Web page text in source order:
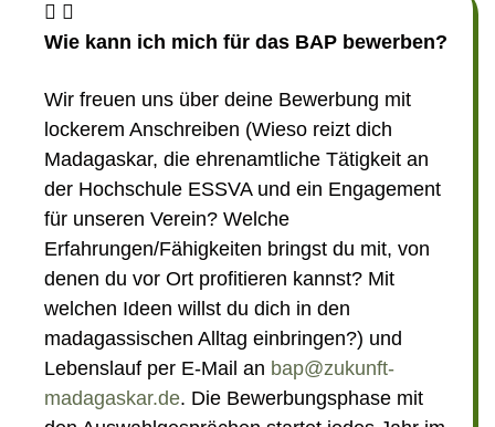
Wie kann ich mich für das BAP bewerben?
Wir freuen uns über deine Bewerbung mit
lockerem Anschreiben (Wieso reizt dich
Madagaskar, die ehrenamtliche Tätigkeit an
der Hochschule ESSVA und ein Engagement
für unseren Verein? Welche
Erfahrungen/Fähigkeiten bringst du mit, von
denen du vor Ort profitieren kannst? Mit
welchen Ideen willst du dich in den
madagassischen Alltag einbringen?) und
Lebenslauf per E-Mail an bap@zukunft-
madagaskar.de. Die Bewerbungsphase mit